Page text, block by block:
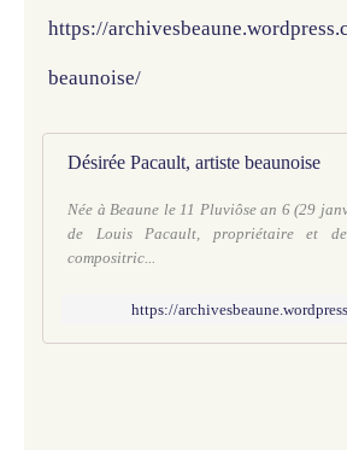
https://
beaunoise/
Désirée Pacault, artiste beaunoise
Née à Beaune le 11 Pluviôse an 6 (29
de Louis Pacault, propriétaire et
compositric...
https://